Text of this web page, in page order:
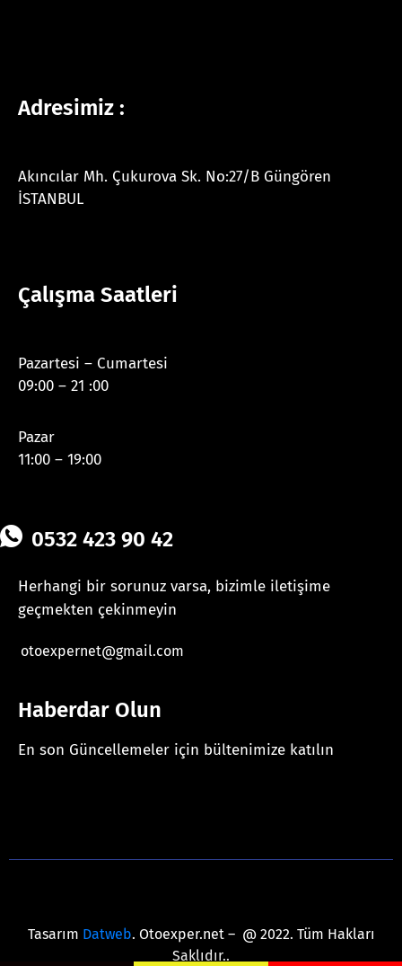
Adresimiz :
Akıncılar Mh. Çukurova Sk. No:27/B Güngören
İSTANBUL
Çalışma Saatleri
Pazartesi – Cumartesi
09:00 – 21 :00
Pazar
11:00 – 19:00
0532 423 90 42
Herhangi bir sorunuz varsa, bizimle iletişime
geçmekten çekinmeyin
otoexpernet@gmail.com
Haberdar Olun
En son Güncellemeler için bültenimize katılın
Tasarım Datweb. Otoexper.net – @ 2022. Tüm Hakları
Saklıdır..